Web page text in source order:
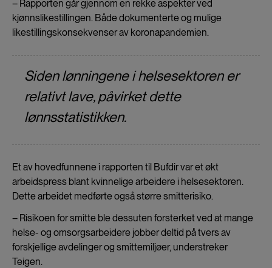
– Rapporten går gjennom en rekke aspekter ved
kjønnslikestillingen. Både dokumenterte og mulige
likestillingskonsekvenser av koronapandemien.
Siden lønningene i helsesektoren er
relativt lave, påvirket dette
lønnsstatistikken.
Et av hovedfunnene i rapporten til Bufdir var et økt
arbeidspress blant kvinnelige arbeidere i helsesektoren.
Dette arbeidet medførte også større smitterisiko.
– Risikoen for smitte ble dessuten forsterket ved at mange
helse- og omsorgsarbeidere jobber deltid på tvers av
forskjellige avdelinger og smittemiljøer, understreker
Teigen.